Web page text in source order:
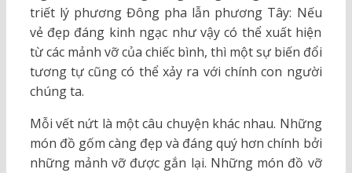
triết lý phương Đông pha lẫn phương Tây: Nếu
vẻ đẹp đáng kinh ngạc như vậy có thể xuất hiện
từ các mảnh vỡ của chiếc bình, thì một sự biến đổi
tương tự cũng có thể xảy ra với chính con người
chúng ta.
Mỗi vết nứt là một câu chuyện khác nhau. Những
món đồ gốm càng đẹp và đáng quý hơn chính bởi
những mảnh vỡ được gắn lại. Những món đồ vỡ